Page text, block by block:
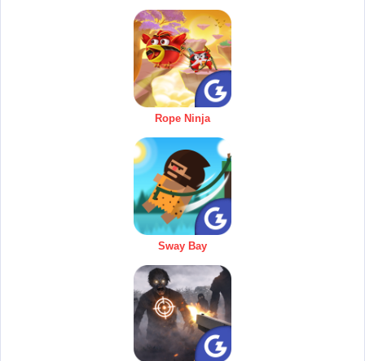
Rope Ninja
Sway Bay